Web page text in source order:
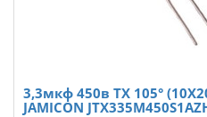
3,3мкф 450в TX 105°
JAMICON